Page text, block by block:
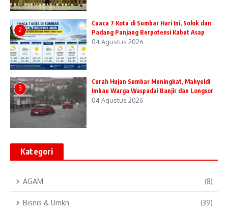
2
Cuaca 7 Kota di Sumbar Hari Ini, Solok dan
Padang Panjang Berpotensi Kabut Asap
04 Agustus 2026
3
Curah Hujan Sumbar Meningkat, Mahyeldi
Imbau Warga Waspadai Banjir dan Longsor
04 Agustus 2026
Kategori
AGAM (8)
Bisnis & Umkn (39)